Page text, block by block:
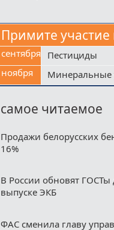
Примите
сентября Пестициды
ноября Минеральные
самое читаемое
Продажи белорусских
16%
В России обновят
выпуске ЭКБ
ФАС сменила главу